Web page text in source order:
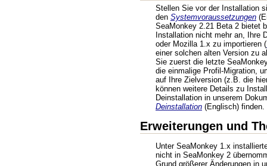
Stellen Sie vor der Installation
den Systemvoraussetzungen
SeaMonkey 2.21 Beta 2 bietet
Installation nicht mehr an, Ihre
oder Mozilla 1.x zu importieren (
einer solchen alten Version zu
Sie zuerst die letzte
die einmalige Profil-Migration,
auf Ihre Zielversion (z.B. die
können weitere Details zu
Deinstallation in unserem
Deinstallation (Englisch) finden.
Erweiterungen und
Unter SeaMonkey 1.x
nicht in SeaMonkey 2
Grund größerer Änderungen in